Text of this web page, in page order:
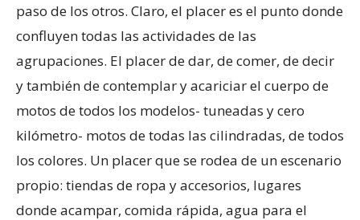
paso de los otros. Claro, el placer es el punto donde
confluyen todas las actividades de las
agrupaciones. El placer de dar, de comer, de decir
y también de contemplar y acariciar el cuerpo de
motos de todos los modelos- tuneadas y cero
kilómetro- motos de todas las cilindradas, de todos
los colores. Un placer que se rodea de un escenario
propio: tiendas de ropa y accesorios, lugares
donde acampar, comida rápida, agua para el